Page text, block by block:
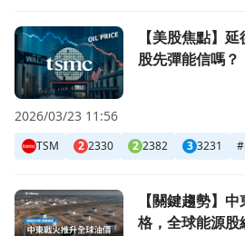
前往【美股焦點】延後5天不算降
【美股焦點】
股先彈能信嗎？
TSM 2 2330 2 2382 3 3231 #
2026/03/23 11:56
前往【關鍵趨勢】中東戰火推升全
【關鍵趨勢】
格，全球能源股